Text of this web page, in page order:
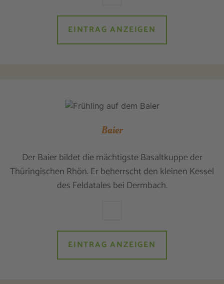
EINTRAG ANZEIGEN
Baier
Der Baier bildet die mächtigste Basaltkuppe der
Thüringischen Rhön. Er beherrscht den kleinen Kessel
des Feldatales bei Dermbach.
EINTRAG ANZEIGEN